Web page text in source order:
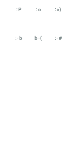
:P :o :>)
:-b b-( :-#